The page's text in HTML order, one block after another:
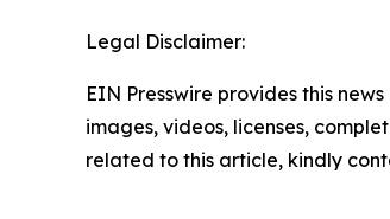
Legal Disclaimer:
EIN Presswire provides this
images, videos, licenses,
related to this article, kindly